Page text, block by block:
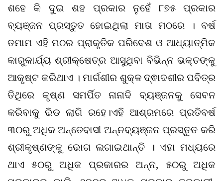
ଶହେ କି ଦୁଇ ଶହ ପ୍ରକାର ନୁହେଁ ୮୭୫ ପ୍ରକାର
ବ୍ୟଞ୍ଜନ ପ୍ରସ୍ତୁତ ହୋଇଥିଲା ମାତା ମଠରେ । ବର୍ଷ
ତମାମ ଏହି ମଠର ପ୍ରାକୃତିକ ପରିବେଶ ଓ ଆଧ୍ୟାତ୍ମିକ
କାରୁକାର୍ଯ୍ୟ ଶ୍ରୀକ୍ଷେତ୍ର ଆସୁଥିବା ବିଭିନ୍ନ ଭକ୍ତଙ୍କୁ
ଆକୃଷ୍ଟ କରିଥାଏ । ମାର୍ଗଶୀର ଶୁକ୍ଳ ଦ୍ଵାଦଶୀର ପବିତ୍ର
ତିଥିରେ କୃଷ୍ଣ ସମର୍ପିତ ନାନାଦି ବ୍ୟଞ୍ଜନକୁ ସେବନ
କରିବାକୁ ଭିଡ ଲାଗି ରହେ।ଏହି ଆଶ୍ରମରେ ପ୍ରତିବର୍ଷ
୩୦ରୁ ଅଧିକ ଅନ୍ତେବାସୀ ଅନ୍ନବ୍ୟଞ୍ଜନ ପ୍ରସ୍ତୁତ କରି
ଶ୍ରୀକୃଷ୍ଣଙ୍କୁ ଭୋଗ ଲଗାଇଥାନ୍ତି । ଏହା ମଧ୍ୟରେ
ଥାଏ ୫୦ରୁ ଅଧିକ ପ୍ରକାରର ଅନ୍ନ, ୫୦ରୁ ଅଧିକ